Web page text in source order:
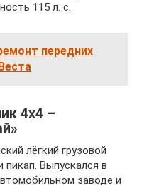
115 л. с.
передних
4х4 –
лёгкий грузовой
пикап. Выпускался в
заводе и